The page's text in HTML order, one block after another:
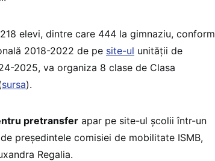
elevi, dintre care 444 la gimnaziu, conform
2018-2022 de pe site-ul unității de
2025, va organiza 8 clase de Clasa
sursa).
pretransfer apar pe site-ul școlii într-un
președintele comisiei de mobilitate ISMB,
Regalia.